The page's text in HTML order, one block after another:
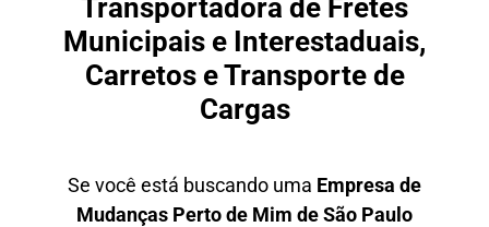
Transportadora de Fretes
Municipais e Interestaduais,
Carretos e Transporte de
Cargas
Se você está buscando uma Empresa de
Mudanças Perto de Mim de São Paulo